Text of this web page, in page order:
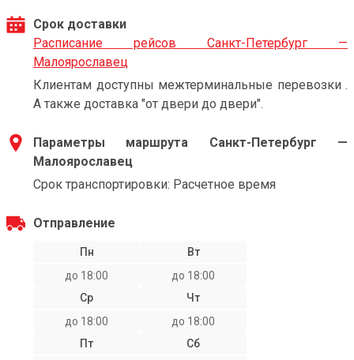
Срок доставки
Расписание рейсов Санкт-Петербург —
Малоярославец
Клиентам доступны межтерминальные перевозки .
А также доставка "от двери до двери".
Параметры маршрута Санкт-Петербург —
Малоярославец
Срок транспортировки: Расчетное время
Отправление
Пн
до 18:00
Вт
до 18:00
Ср
до 18:00
Чт
до 18:00
Пт
Сб